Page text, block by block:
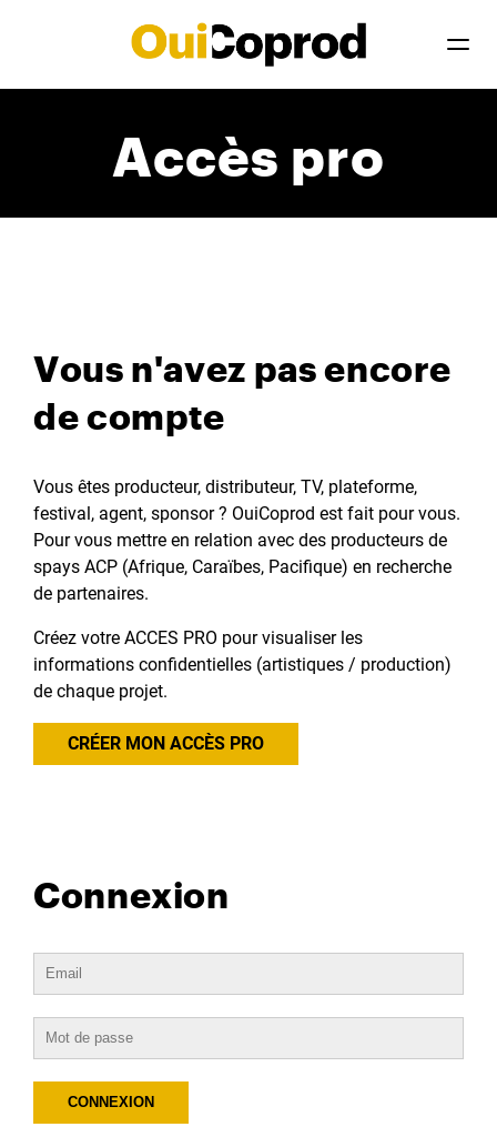
Accès pro
Vous n'avez pas encore
de compte
Vous êtes producteur, distributeur, TV, plateforme,
festival, agent, sponsor ? OuiCoprod est fait pour vous.
Pour vous mettre en relation avec des producteurs de
spays ACP (Afrique, Caraïbes, Pacifique) en recherche
de partenaires.
Créez votre ACCES PRO pour visualiser les
informations confidentielles (artistiques / production)
de chaque projet.
CRÉER MON ACCÈS PRO
Connexion